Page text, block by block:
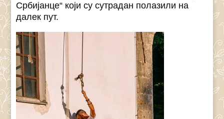
Србијанце“ који су сутрадан полазили на
далек пут.